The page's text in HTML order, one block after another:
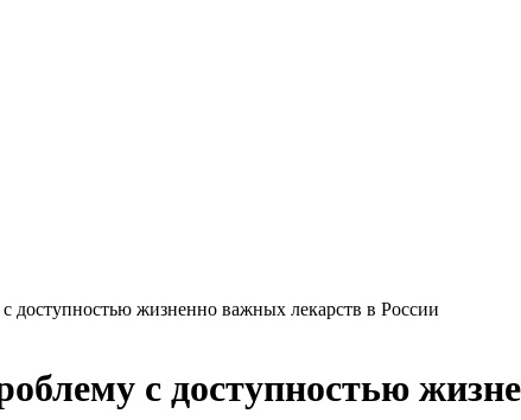
доступностью жизненно важных лекарств в России
с доступностью